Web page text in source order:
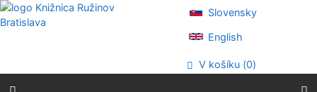
Prejsť na obsah
Prejsť na menu
Prehlásenie o webovej prístupnosti
Slovensky
English
V košíku (0)